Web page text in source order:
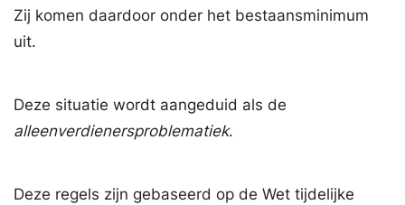
Zij komen daardoor onder het bestaansminimum
uit.
Deze situatie wordt aangeduid als de
alleenverdienersproblematiek.
Deze regels zijn gebaseerd op de Wet tijdelijke